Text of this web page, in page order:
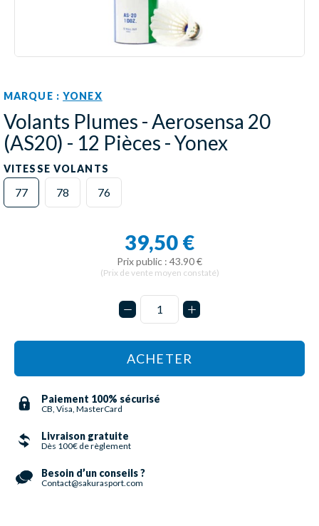
MARQUE :YONEX
Volants Plumes - Aerosensa 20
(AS20) - 12 Pièces - Yonex
VITESSE VOLANTS
77 78 76
39,50 €
Prix public : 43.90 €
(Prix de vente moyen constaté)
ACHETER
Paiement 100% sécurisé
CB, Visa, MasterCard
Livraison gratuite
Dès 100€ de règlement
Besoin d’un conseils ?
Contact@sakurasport.com